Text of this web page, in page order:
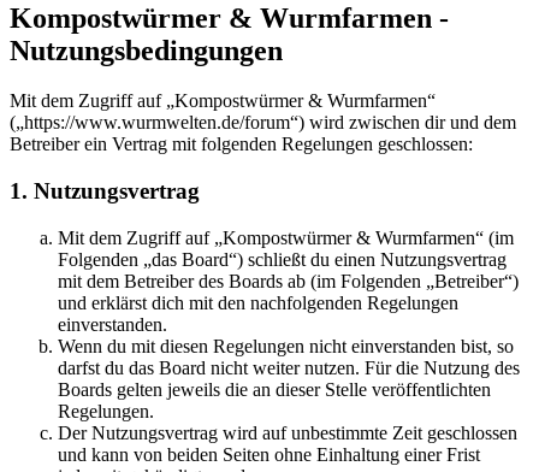
Kompostwürmer & Wurmfarmen -
Nutzungsbedingungen
Mit dem Zugriff auf „Kompostwürmer & Wurmfarmen“
(„https://www.wurmwelten.de/forum“) wird zwischen dir und dem
Betreiber ein Vertrag mit folgenden Regelungen geschlossen:
1. Nutzungsvertrag
Mit dem Zugriff auf „Kompostwürmer & Wurmfarmen“ (im
Folgenden „das Board“) schließt du einen Nutzungsvertrag
mit dem Betreiber des Boards ab (im Folgenden „Betreiber“)
und erklärst dich mit den nachfolgenden Regelungen
einverstanden.
Wenn du mit diesen Regelungen nicht einverstanden bist, so
darfst du das Board nicht weiter nutzen. Für die Nutzung des
Boards gelten jeweils die an dieser Stelle veröffentlichten
Regelungen.
Der Nutzungsvertrag wird auf unbestimmte Zeit geschlossen
und kann von beiden Seiten ohne Einhaltung einer Frist